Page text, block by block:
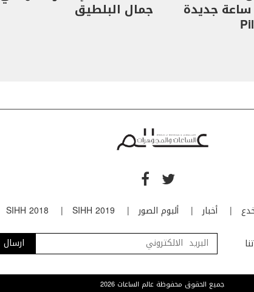
مع ساعة جديدة جمال البلطيق
أخبار ألبوم الصور SIHH 2019
SIHH 2018
جميع الحقوق محفوظة عالم الساعات 2026